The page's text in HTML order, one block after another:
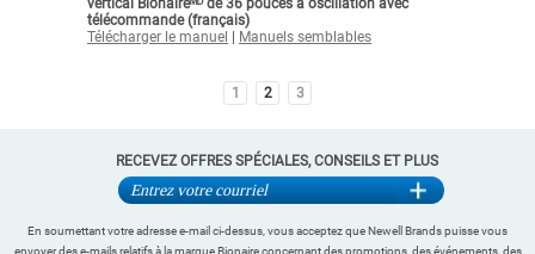
vertical Bionaireᴹᴰ de 36 pouces à oscillation avec
télécommande (français)
Télécharger le manuel
Manuels semblables
1 2 3
RECEVEZ OFFRES SPÉCIALES, CONSEILS ET PLUS
En soumettant votre adresse e-mail ci-dessus, vous acceptez que Newell Brands puisse vous
envoyer des e-mails relatifs à la marque Bionaire concernant des promotions, des événements, des